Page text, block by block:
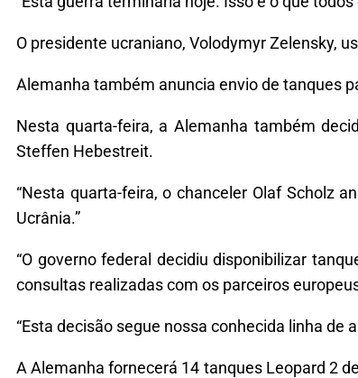
O presidente ucraniano, Volodymyr Zelensky,
Alemanha também anuncia envio de tanques
Nesta quarta-feira, a Alemanha também
Steffen Hebestreit.
“Nesta quarta-feira, o chanceler Olaf Scholz
Ucrânia.”
“O governo federal decidiu disponibilizar
consultas realizadas com os parceiros
“Esta decisão segue nossa conhecida linha de
A Alemanha fornecerá 14 tanques Leopard 2